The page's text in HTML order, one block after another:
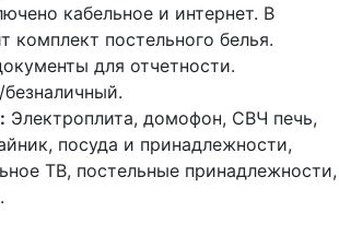
кабельное и интернет. В
комплект постельного белья.
для отчетности.
Электроплита, домофон, СВЧ печь,
посуда и принадлежности,
ТВ, постельные принадлежности,